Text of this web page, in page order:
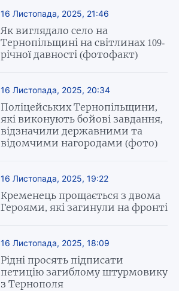
16 Листопада, 2025, 21:46
Як виглядало село на
Тернопільщині на світлинах 109-
річної давності (фотофакт)
16 Листопада, 2025, 20:34
Поліцейських Тернопільщини,
які виконують бойові завдання,
відзначили державними та
відомчими нагородами (фото)
16 Листопада, 2025, 19:22
Кременець прощається з двома
Героями, які загинули на фронті
16 Листопада, 2025, 18:09
Рідні просять підписати
петицію загиблому штурмовику
з Тернополя